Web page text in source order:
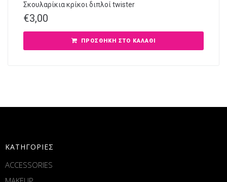
Σκουλαρίκια κρίκοι διπλοί twister
€3,00
ΠΡΟΣΘΉΚΗ ΣΤΟ ΚΑΛΆΘΙ
ΚΑΤΗΓΟΡΙΕΣ
ACCESSORIES